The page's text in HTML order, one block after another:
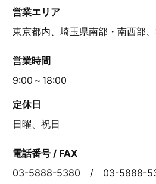
営業エリア
東京都内、埼玉県南部・南西部
営業時間
9:00～18:00
定休日
日曜、祝日
電話番号 / FAX
03-5888-5380 / 03-5888-